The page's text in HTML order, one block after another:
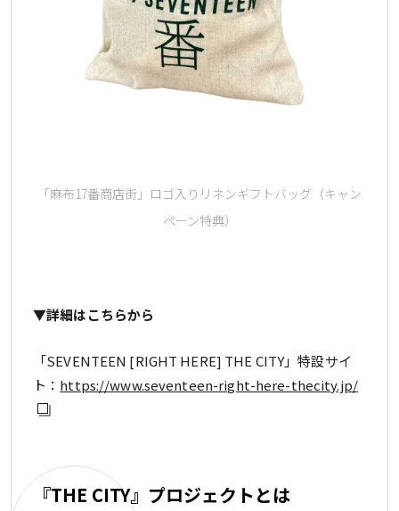
「麻布17番商店街」ロゴ入りリネンギフトバッグ（キャン
ペーン特典）
▼詳細はこちらから
「SEVENTEEN [RIGHT HERE] THE CITY」特設サイ
ト： https://www.seventeen-right-here-thecity.jp/
『THE CITY』プロジェクトとは